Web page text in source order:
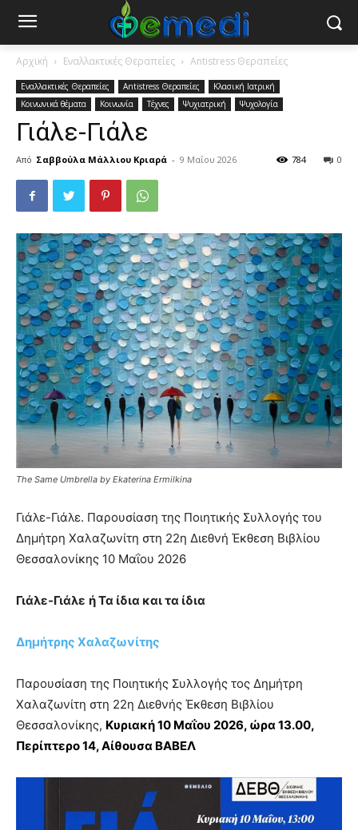
Αρχική Εναλλακτικές Θεραπείες Antistress Θεραπείες
Εναλλακτικές Θεραπείες Antistress Θεραπείες
Κλασική Ιατρική
Κοινωνικά θέματα
Κοινωνία Τέχνες Ψυχιατρική Ψυχολογία
Γιάλε-Γιάλε
Από Σαββούλα Μάλλιου Κριαρά - 9 Μαΐου 2026 0
784
The Same Umbrella by Ekaterina Ermilkina
Γιάλε-Γιάλε. Παρουσίαση της Ποιητικής Συλλογής του
Δημήτρη Χαλαζωνίτη στη 22η Διεθνή Έκθεση Βιβλίου
Θεσσαλονίκης 10 Μαΐου 2026
Γιάλε-Γιάλε ή Τα ίδια και τα ίδια
Δημήτρης Χαλαζωνίτης
Παρουσίαση της Ποιητικής Συλλογής τος Δημήτρη
Χαλαζωνίτη στη 22η Διεθνής Έκθεση Βιβλίου
Θεσσαλονίκης, Κυριακή 10 Μαΐου 2026, ώρα 13.00,
Περίπτερο 14, Αίθουσα ΒΑΒΕΛ